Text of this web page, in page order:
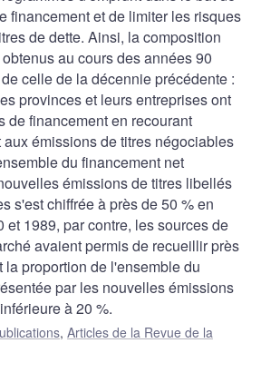
financement et de limiter les risques
de dette. Ainsi, la composition
au cours des années 90
celle de la décennie précédente :
provinces et leurs entreprises ont
de financement en recourant
émissions de titres négociables
du financement net
émissions de titres libellés
s'est chiffrée à près de 50 % en
et 1989, par contre, les sources de
avaient permis de recueillir près
la proportion de l'ensemble du
par les nouvelles émissions
à 20 %.
, Articles de la Revue de la